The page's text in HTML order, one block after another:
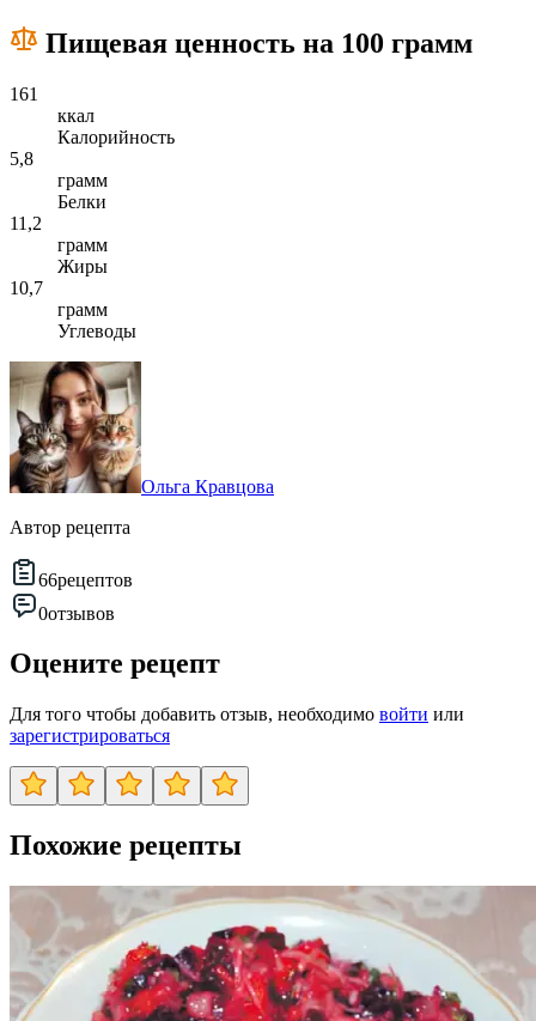
Пищевая ценность на 100 грамм
161
ккал
Калорийность
5,8
грамм
Белки
11,2
грамм
Жиры
10,7
грамм
Углеводы
Ольга Кравцова
Автор рецепта
66рецептов
0отзывов
Оцените рецепт
Для того чтобы добавить отзыв, необходимо войти или
зарегистрироваться
Похожие рецепты